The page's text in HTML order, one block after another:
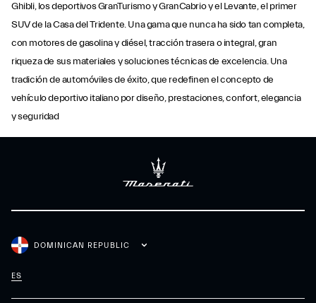
Ghibli, los deportivos GranTurismo y GranCabrio y el Levante, el primer
SUV de la Casa del Tridente. Una gama que nunca ha sido tan completa,
con motores de gasolina y diésel, tracción trasera o integral, gran
riqueza de sus materiales y soluciones técnicas de excelencia. Una
tradición de automóviles de éxito, que redefinen el concepto de
vehículo deportivo italiano por diseño, prestaciones, confort, elegancia
y seguridad
DOMINICAN REPUBLIC
ES